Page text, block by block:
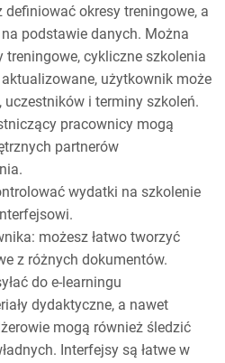
definiować okresy treningowe, a
podstawie danych. Można
treningowe, cykliczne szkolenia
użytkownik może
i terminy szkoleń.
pracownicy mogą
partnerów
wydatki na szkolenie
możesz łatwo tworzyć
z różnych dokumentów.
do e-learningu
dydaktyczne, a nawet
mogą również śledzić
Interfejsy są łatwe w